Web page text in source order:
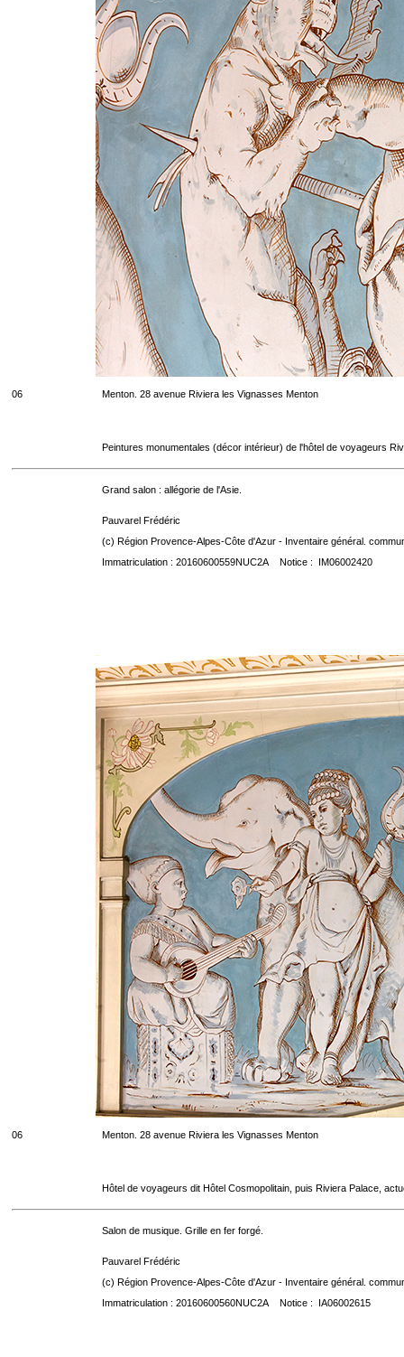
06 Menton. 28 avenue Riviera les Vignasses Menton
Peintures monumentales (décor intérieur) de l'hôtel de voyageurs
Grand salon : allégorie de l'Asie.
Pauvarel Frédéric
(c) Région Provence-Alpes-Côte d'Azur - Inventaire général.
Immatriculation : 20160600559NUC2A Notice : IM06002420
06 Menton. 28 avenue Riviera les Vignasses Menton
Hôtel de voyageurs dit Hôtel Cosmopolitain, puis Riviera Palace,
Salon de musique. Grille en fer forgé.
Pauvarel Frédéric
(c) Région Provence-Alpes-Côte d'Azur - Inventaire général.
Immatriculation : 20160600560NUC2A Notice : IA06002615